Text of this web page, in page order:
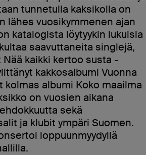
tunnetulla kaksikolla on
lähes vuosikymmenen ajan
katalogista löytyykin lukuisia
saavuttaneita singlejä,
kaikki kertoo susta -
kakkosalbumi Vuonna
kolmas albumi Koko maailma
on vuosien aikana
sekä
ja klubit ympäri Suomen.
loppuunmyydyllä